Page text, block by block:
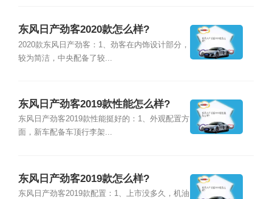
东风日产劲客2020款怎么样?
2020款东风日产劲客：1、劲客在内饰设计部分，
较为简洁，中央配备了较...
东风日产劲客2019款性能怎么样?
东风日产劲客2019款性能挺好的：1、外观配置方
面，新车配备车顶行李架...
东风日产劲客2019款怎么样?
东风日产劲客2019款配置：1、上市没多久，机油